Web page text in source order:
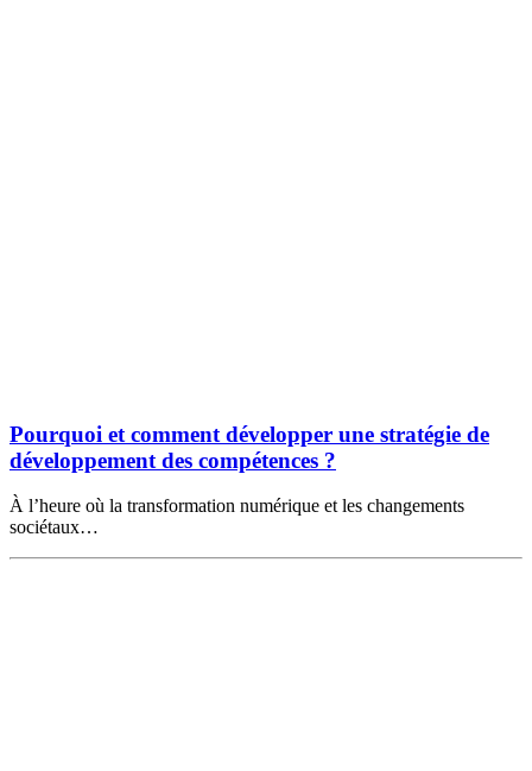
Pourquoi et comment développer une stratégie de
développement des compétences ?
À l’heure où la transformation numérique et les changements
sociétaux…